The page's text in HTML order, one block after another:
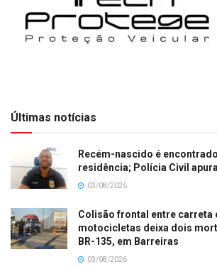
Últimas notícias
Recém-nascido é
residência; Polícia Civil
03/08/2026
Colisão frontal entre carreta
motocicletas deixa dois
BR-135, em Barreiras
03/08/2026